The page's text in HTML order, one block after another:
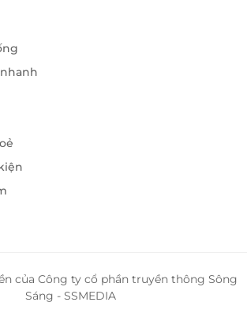
ưu đãi qua LifeLink – Đặt
tận hưởng đẳng cấp
và đặt phòng nhanh chóng chỉ
của Công ty cổ phần truyền thông Sông
Sáng - SSMEDIA